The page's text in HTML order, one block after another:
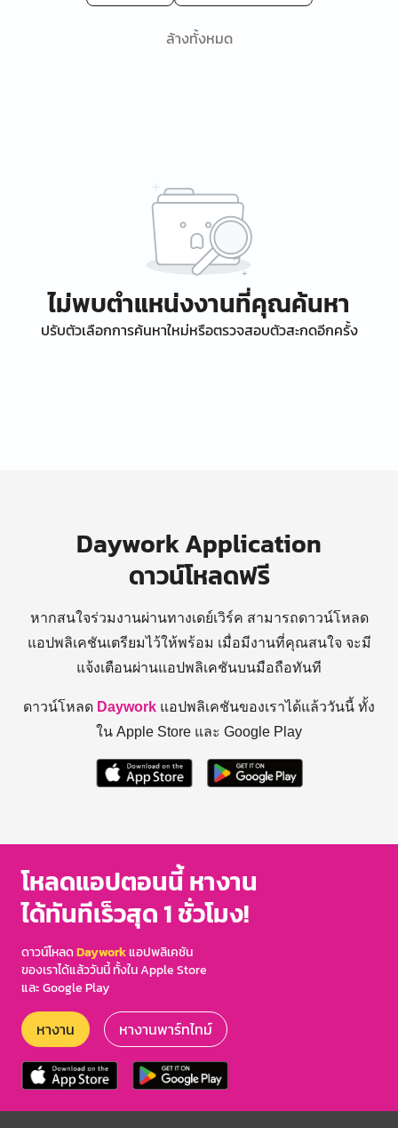
ล้างทั้งหมด
ไม่พบตำแหน่งงานที่คุณค้นหา
ปรับตัวเลือกการค้นหาใหม่หรือตรวจสอบตัวสะกดอีกครั้ง
Daywork Application
ดาวน์โหลดฟรี
หากสนใจร่วมงานผ่านทางเดย์เวิร์ค สามารถดาวน์โหลด
แอปพลิเคชันเตรียมไว้ให้พร้อม เมื่อมีงานที่คุณสนใจ จะมี
แจ้งเตือนผ่านแอปพลิเคชันบนมือถือทันที
ดาวน์โหลด Daywork แอปพลิเคชันของเราได้แล้ววันนี้ ทั้ง
ใน Apple Store และ Google Play
โหลดแอปตอนนี้ หางาน
ได้ทันทีเร็วสุด 1 ชั่วโมง!
ดาวน์โหลดDayworkแอปพลิเคชัน
ของเราได้แล้ววันนี้ ทั้งใน Apple Store
และ Google Play
หางาน หางานพาร์ทไทม์